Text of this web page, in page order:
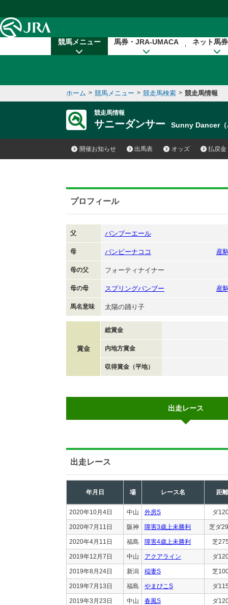
競馬メニュー 馬券・JRA-UMACA ネット馬
ホーム > 競馬メニュー > 競走馬検索 > 競走馬情報
競走馬情報
サニーダンサー Sunny Dancer（
開催お知らせ 出馬表 オッズ 払戻金
プロフィール
父 バンブーエール
母 バンビーナココ 産
母の父 フォーティナイナー
母の母 スプリングバンブー 産
馬名意味 太陽の踊り子
賞金
総賞金
内地方賞金
収得賞金（平地）
出走レース
出走レース
年月日 場 レース名 距離
2020年10月4日 中山 外房S ダ
2020年7月11日 阪神 障害3歳上未勝利 芝ダ
2020年4月11日 福島 障害4歳上未勝利 芝
2019年12月7日 中山 アクアライン ダ
2019年8月24日 新潟 稲妻S 芝
2019年7月13日 福島 やまびこS ダ
2019年3月23日 中山 春風S ダ